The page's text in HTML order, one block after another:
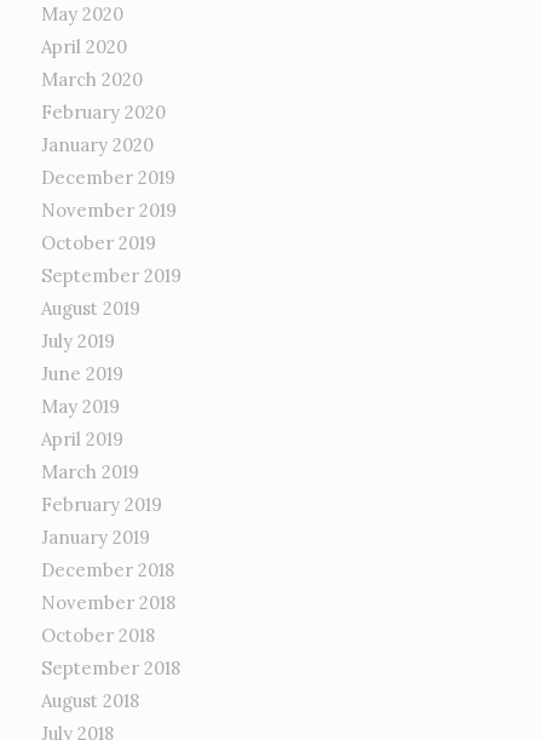
May 2020
April 2020
March 2020
February 2020
January 2020
December 2019
November 2019
October 2019
September 2019
August 2019
July 2019
June 2019
May 2019
April 2019
March 2019
February 2019
January 2019
December 2018
November 2018
October 2018
September 2018
August 2018
July 2018